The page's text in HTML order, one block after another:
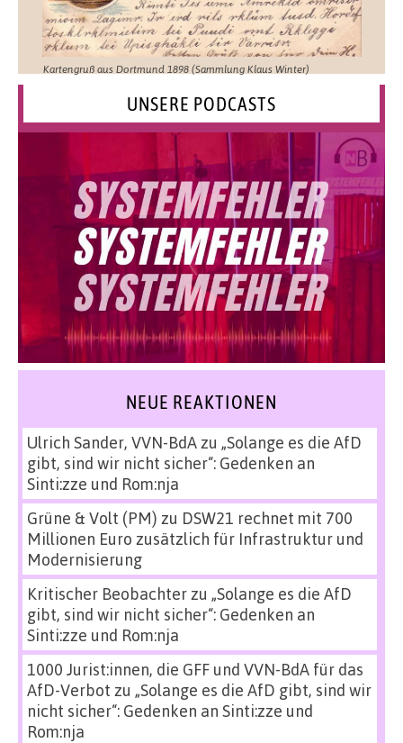
Kartengruß aus Dortmund 1898 (Sammlung Klaus Winter)
UNSERE PODCASTS
NEUE REAKTIONEN
Ulrich Sander, VVN-BdAzu „Solange es die AfD
gibt, sind wir nicht sicher“: Gedenken an
Sinti:zze und Rom:nja
Grüne & Volt (PM) zu DSW21 rechnet mit 700
Millionen Euro zusätzlich für Infrastruktur und
Modernisierung
Kritischer Beobachterzu „Solange es die AfD
gibt, sind wir nicht sicher“: Gedenken an
Sinti:zze und Rom:nja
1000 Jurist:innen, die GFF und VVN-BdA für das
AfD-Verbot zu „Solange es die AfD gibt, sind wir
nicht sicher“: Gedenken an Sinti:zze und
Rom:nja